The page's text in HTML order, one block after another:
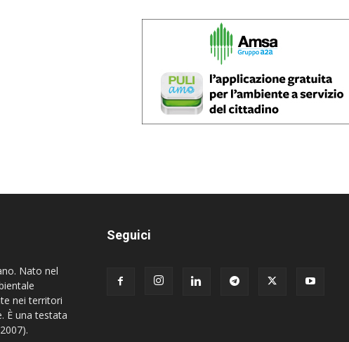
Nato nel
nei territori
È una testata
Seguici